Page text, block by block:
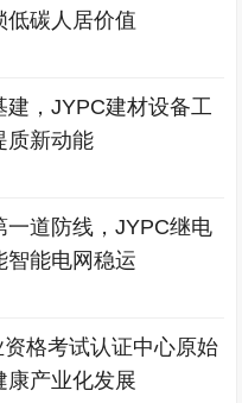
低碳人居价值
建，JYPC建材设备工
质新动能
一道防线，JYPC继电
智能电网稳运
格考试认证中心原始
康产业化发展